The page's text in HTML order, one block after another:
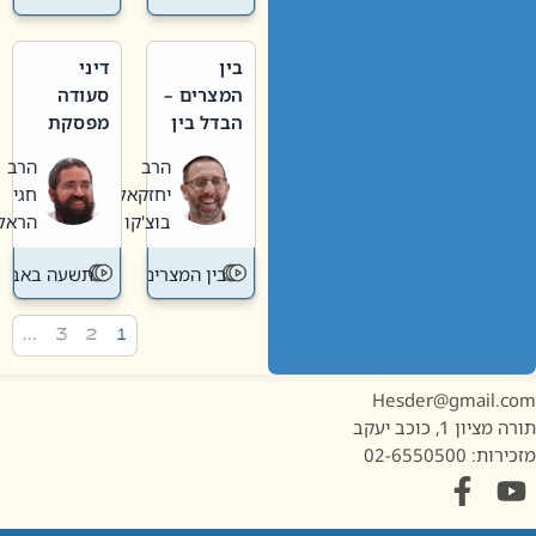
בין
המצרים –
הבדל בין
חדשה
לישנה
הרב
יחזקאל
בוצ'קו
בין המצרים
דיני
סעודה
מפסקת
תשעה
באב
הרב
חגי
הראל
תשעה באב
1, כוכב יעקב
02-6550500